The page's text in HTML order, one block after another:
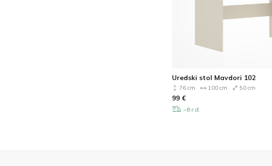
Uredski stol Mavdori 102
76 cm 100 cm 50 cm
99 €
~8 r.d.